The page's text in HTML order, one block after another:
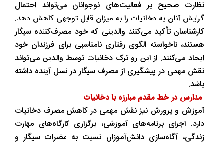
نظارت صحیح بر فعالیت‌های نوجوانان می‌تواند احتمال
گرایش آنان به دخانیات را به میزان قابل توجهی کاهش دهد.
کارشناسان تأکید می‌کنند والدینی که خود مصرف‌کننده سیگار
هستند، ناخواسته الگوی رفتاری نامناسبی برای فرزندان خود
ایجاد می‌کنند. از این رو ترک دخانیات توسط والدین می‌تواند
نقش مهمی در پیشگیری از مصرف سیگار در نسل آینده داشته
باشد.
مدارس در خط مقدم مبارزه با دخانیات
آموزش و پرورش نیز نقش مهمی در کاهش مصرف دخانیات
دارد. اجرای برنامه‌های آموزشی، برگزاری کارگاه‌های مهارت
زندگی، آگاه‌سازی دانش‌آموزان نسبت به مضرات سیگار و